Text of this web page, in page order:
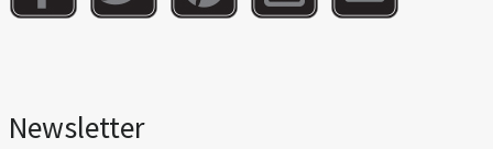
Newsletter